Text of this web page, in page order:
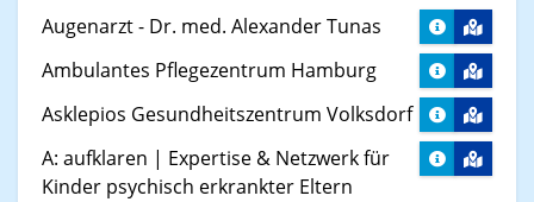
Augenarzt - Dr. med. Alexander Tunas
Ambulantes Pflegezentrum Hamburg
Asklepios Gesundheitszentrum Volksdorf
A: aufklaren | Expertise & Netzwerk für
Kinder psychisch erkrankter Eltern